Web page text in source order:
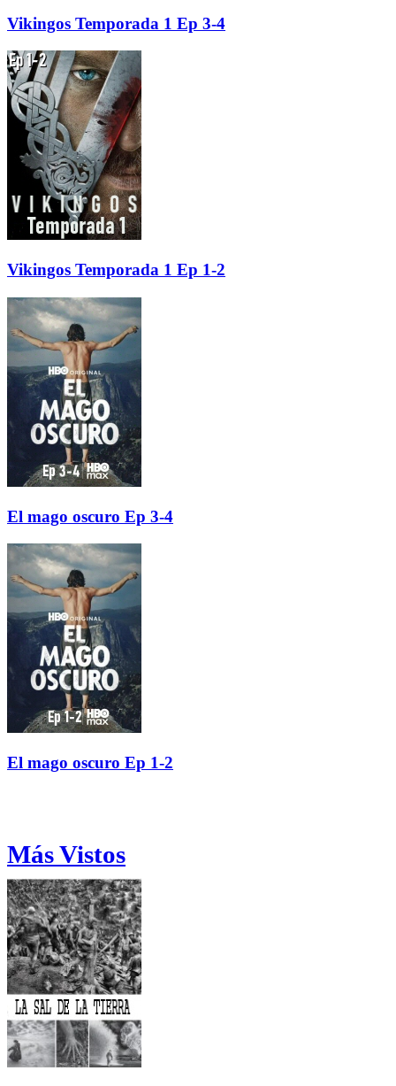
Vikingos Temporada 1 Ep 3-4
Vikingos Temporada 1 Ep 1-2
El mago oscuro Ep 3-4
El mago oscuro Ep 1-2
Más Vistos